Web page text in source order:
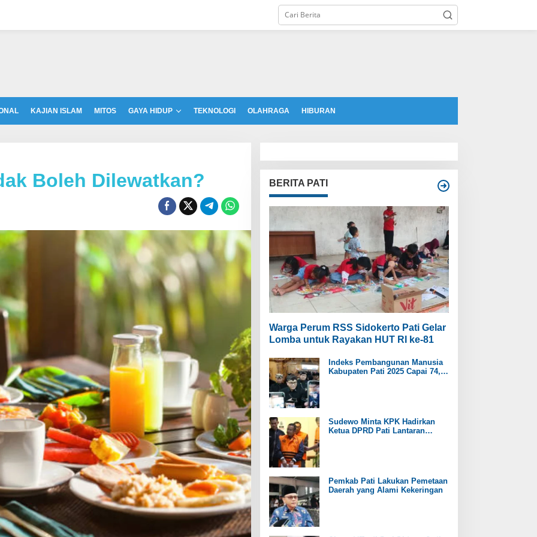
KAJIAN ISLAM MITOS GAYA HIDUP TEKNOLOGI OLAHRAGA HIBURAN
Boleh Dilewatkan? BERITA PATI
Warga Perum RSS Sidokerto Pati Gelar
Lomba untuk Rayakan HUT RI ke-81
Indeks Pembangunan Manusia
Kabupaten Pati 2025 Capai 74,98
Sudewo Minta KPK Hadirkan
Ketua DPRD Pati Lantaran
Pemkab Pati Lakukan Pemetaan
Daerah yang Alami Kekeringan